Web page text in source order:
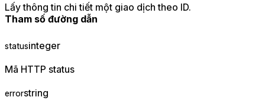
Lấy thông tin chi tiết một giao dịch theo ID.
Tham số đường dẫn
statusinteger
Mã HTTP status
errorstring